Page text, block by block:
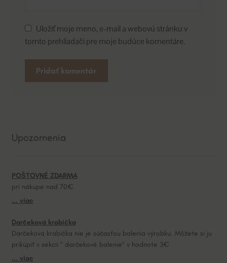
Uložiť moje meno, e-mail a webovú stránku v
tomto prehliadači pre moje budúce komentáre.
r
t
i
v
:
Upozornenia
POŠTOVNÉ ZDARMA
pri nákupe nad 70€
... viac
Darčeková krabička
Darčeková krabička nie je súčasťou balenia výrobku. Môžete si ju
prikúpiť v sekcii “ darčekové balenie“ v hodnote 3€
... viac